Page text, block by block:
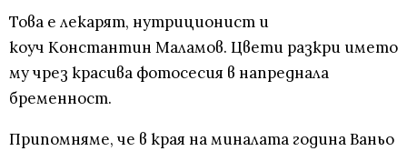
Това е лекарят, нутриционист и
коуч Константин Маламов. Цвети разкри името
му чрез красива фотосесия в напреднала
бременност.
Припомняме, че в края на миналата година Ваньо